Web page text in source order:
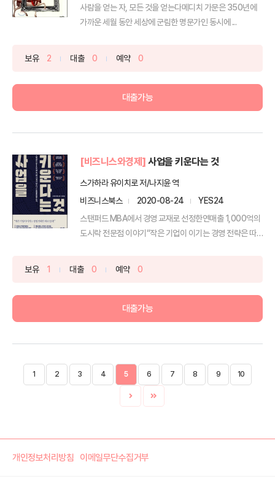
사람을 얻는 자, 모든 것을 얻는다메디치 가문은 350년에
가까운 세월 동안 세상에 군림한 명문가인 동시에 ...
보유 2 대출 0 예약 0
대출가능
[비즈니스와경제] 사업을 키운다는 것
스가하라 유이치로 저/나지윤 역
비즈니스북스
2020-08-24
YES24
스탠퍼드 MBA에서 경영 교재로 선정한연매출 1,000억의
도시락 전문점 이야기“작은 기업이 이기는 경영 전략은 따
보유 1 대출 0 예약 0
대출가능
1 2 3 4 5 6 7 8 9 10
개인정보처리방침 이메일무단수집거부